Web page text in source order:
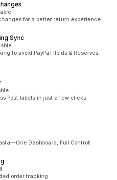
for a better return experience
Sync
to avoid PayPal Holds & Reserves
Post labels in just a few clicks.
Dashboard, Full Control!
order tracking